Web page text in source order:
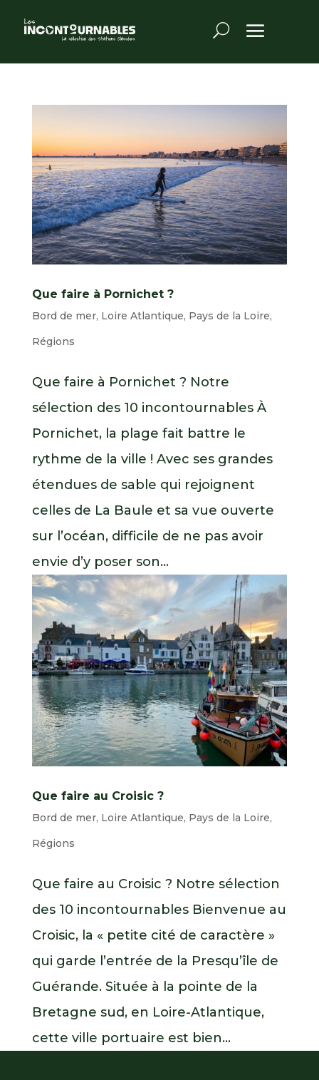
Que faire à Pornichet ?
Bord de mer, Loire Atlantique, Pays de la Loire,
Régions
Que faire à Pornichet ? Notre
sélection des 10 incontournables À
Pornichet, la plage fait battre le
rythme de la ville ! Avec ses grandes
étendues de sable qui rejoignent
celles de La Baule et sa vue ouverte
sur l’océan, difficile de ne pas avoir
envie d’y poser son...
Que faire au Croisic ?
Bord de mer, Loire Atlantique, Pays de la Loire,
Régions
Que faire au Croisic ? Notre sélection
des 10 incontournables Bienvenue au
Croisic, la « petite cité de caractère »
qui garde l’entrée de la Presqu’île de
Guérande. Située à la pointe de la
Bretagne sud, en Loire-Atlantique,
cette ville portuaire est bien...